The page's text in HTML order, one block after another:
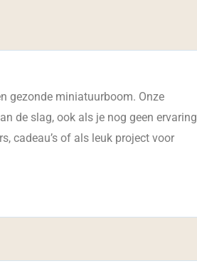
gezonde miniatuurboom. Onze
de slag, ook als je nog geen ervaring
cadeau’s of als leuk project voor